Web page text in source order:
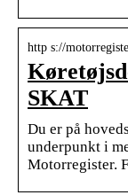
http s://
SKAT
Du er på
underpunkt i
Motorregister.